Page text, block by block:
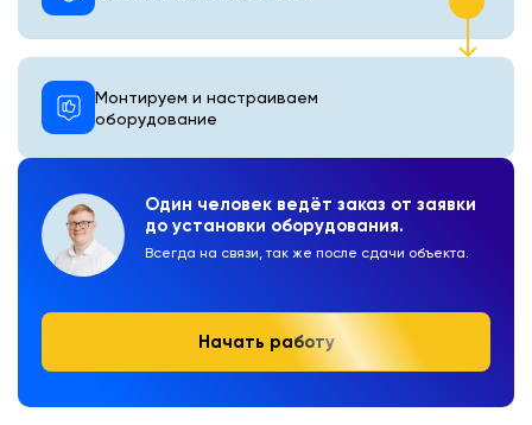
Один человек ведёт заказ от заявки
до установки оборудования.
Всегда на связи, так же после сдачи объекта.
Начать работу
Монтируем и настраиваем
оборудование